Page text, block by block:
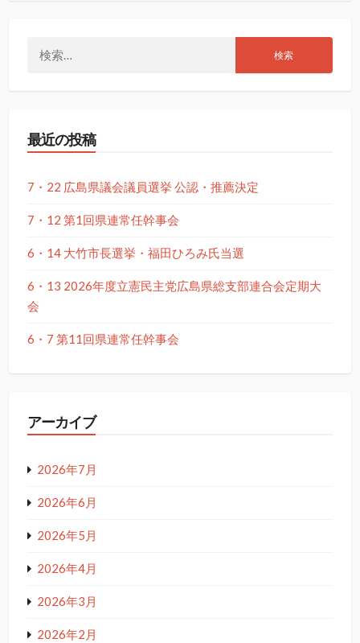
最近の投稿
7・22 広島県議会議員選挙 公認・推薦決定
7・12 第1回県連常任幹事会
6・14 大竹市長選挙・福田ひろみ氏当選
6・13 2026年度立憲民主党広島県総支部連合会定期大
会
6・7 第11回県連常任幹事会
アーカイブ
2026年7月
2026年6月
2026年5月
2026年4月
2026年3月
2026年2月